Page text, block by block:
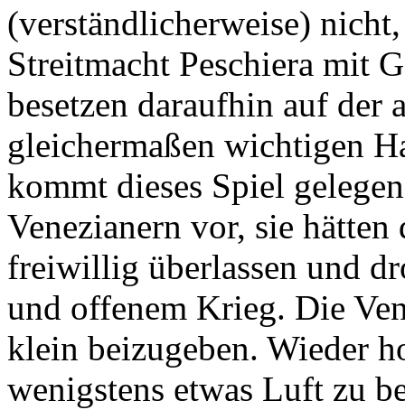
(verständlicherweise)
Streitmacht Peschiera mit
besetzen daraufhin auf der
gleichermaßen wichtigen
kommt dieses Spiel
Venezianern vor, sie hätten
freiwillig überlassen und
und offenem Krieg. Die
klein beizugeben. Wieder
wenigstens etwas Luft zu